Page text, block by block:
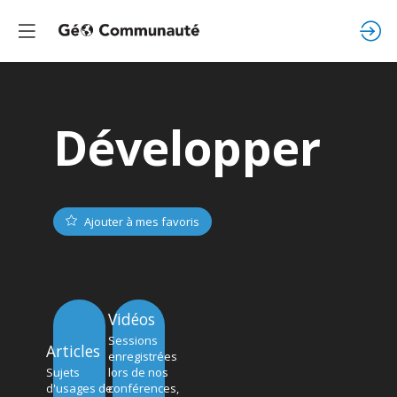
Développer
Ajouter à mes favoris
Articles
Sujets
d'usages de
Vidéos
Sessions
enregistrées
lors de nos
conférences,